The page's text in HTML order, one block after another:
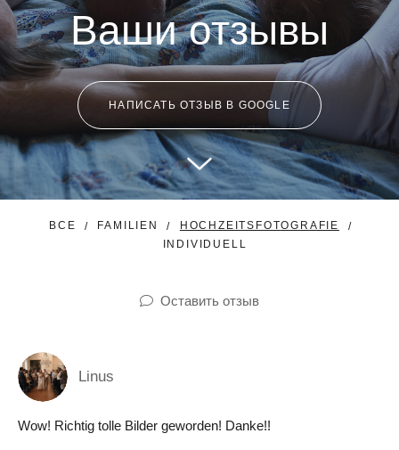
Ваши отзывы
НАПИСАТЬ ОТЗЫВ В GOOGLE
ВСЕ FAMILIEN
HOCHZEITSFOTOGRAFIE
INDIVIDUELL
Оставить отзыв
Linus
Wow! Richtig tolle Bilder geworden! Danke!!